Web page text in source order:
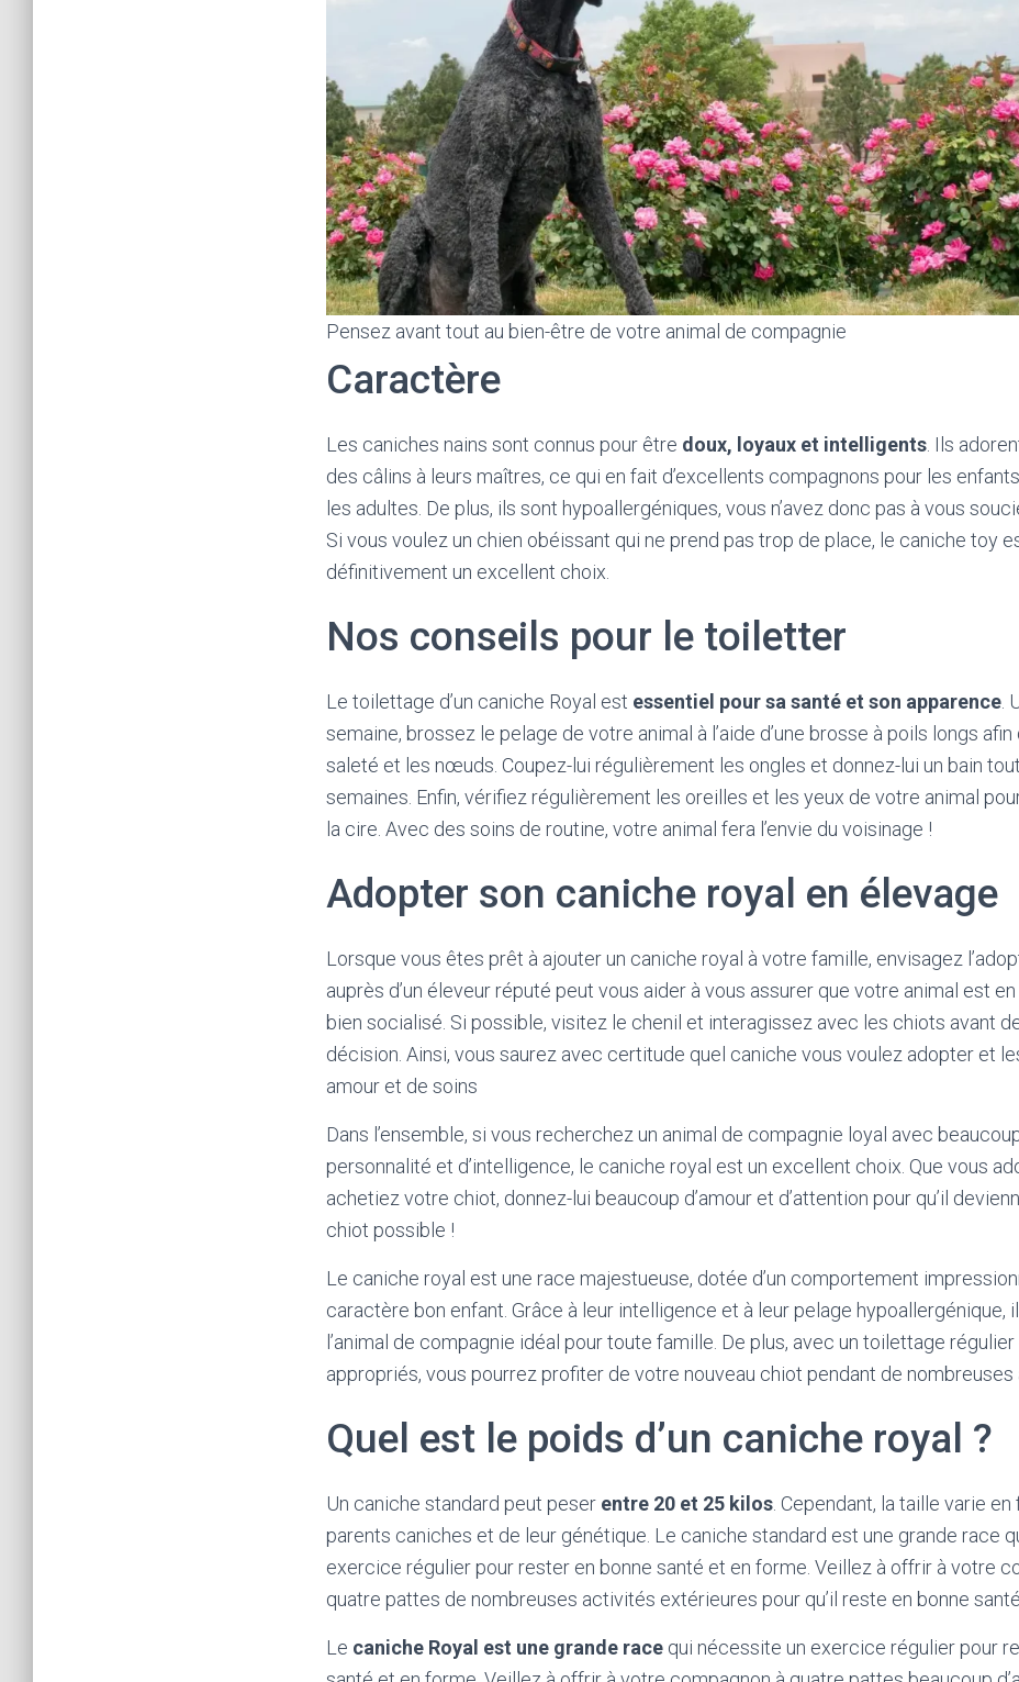
Pensez avant tout au bien-être de votre animal de compagnie
Caractère
Les caniches nains sont connus pour être doux, loyaux et intelligents . Ils
des câlins à leurs maîtres, ce qui en fait d’excellents compagnons pour les
les adultes. De plus, ils sont hypoallergéniques, vous n’avez donc pas à vous
Si vous voulez un chien obéissant qui ne prend pas trop de place, le caniche toy
définitivement un excellent choix.
Nos conseils pour le toiletter
Le toilettage d’un caniche Royal est essentiel pour sa santé et son apparence
semaine, brossez le pelage de votre animal à l’aide d’une brosse à poils longs afin
saleté et les nœuds. Coupez-lui régulièrement les ongles et donnez-lui un bain
semaines. Enfin, vérifiez régulièrement les oreilles et les yeux de votre animal
la cire. Avec des soins de routine, votre animal fera l’envie du voisinage !
Adopter son caniche royal en élevage
Lorsque vous êtes prêt à ajouter un caniche royal à votre famille, envisagez
auprès d’un éleveur réputé peut vous aider à vous assurer que votre animal est
bien socialisé. Si possible, visitez le chenil et interagissez avec les chiots avant
décision. Ainsi, vous saurez avec certitude quel caniche vous voulez adopter et
amour et de soins
Dans l’ensemble, si vous recherchez un animal de compagnie loyal avec
personnalité et d’intelligence, le caniche royal est un excellent choix. Que vous
achetiez votre chiot, donnez-lui beaucoup d’amour et d’attention pour qu’il
chiot possible !
Le caniche royal est une race majestueuse, dotée d’un comportement
caractère bon enfant. Grâce à leur intelligence et à leur pelage hypoallergénique,
l’animal de compagnie idéal pour toute famille. De plus, avec un toilettage
appropriés, vous pourrez profiter de votre nouveau chiot pendant de nombreuses
Quel est le poids d’un caniche royal ?
Un caniche standard peut peser entre 20 et 25 kilos . Cependant, la taille varie
parents caniches et de leur génétique. Le caniche standard est une grande race
exercice régulier pour rester en bonne santé et en forme. Veillez à offrir à votre
quatre pattes de nombreuses activités extérieures pour qu’il reste en bonne santé.
Le caniche Royal est une grande race qui nécessite un exercice régulier pour